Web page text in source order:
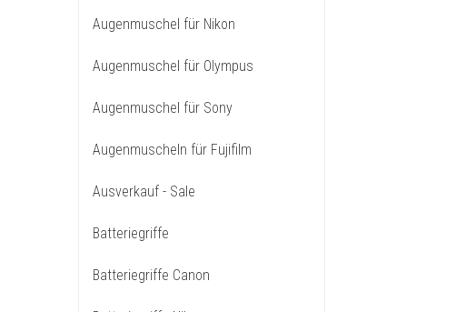
Augenmuschel für Nikon
Augenmuschel für Olympus
Augenmuschel für Sony
Augenmuscheln für Fujifilm
Ausverkauf - Sale
Batteriegriffe
Batteriegriffe Canon